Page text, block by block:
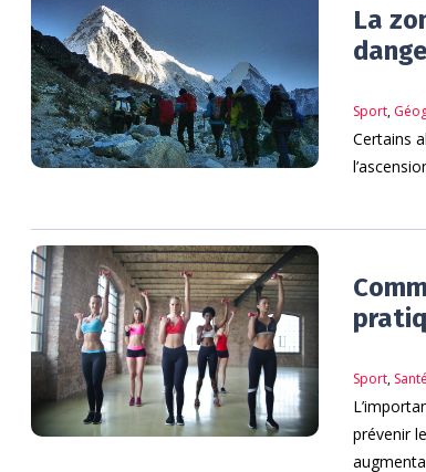
La
Sport,
Certains
Sport, Santé
prévenir